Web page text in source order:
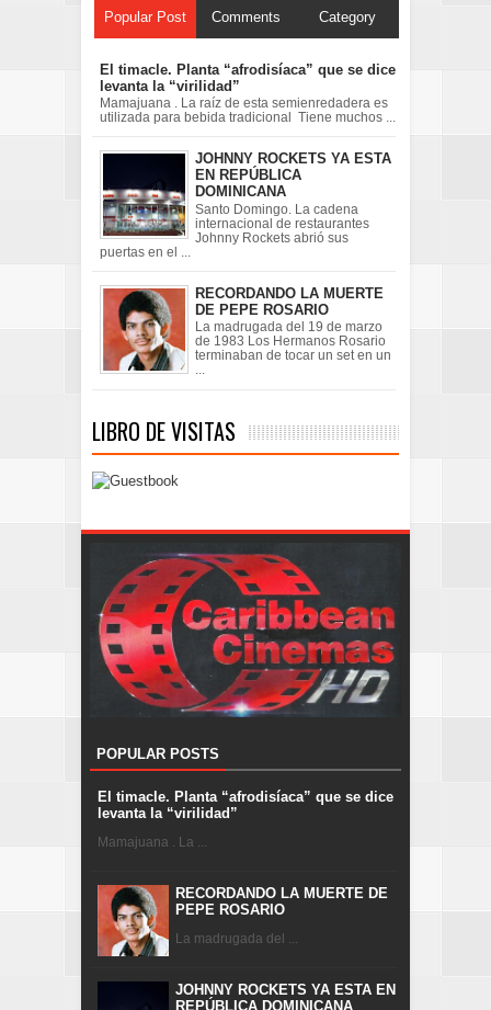
Popular Post Comments Category
El timacle. Planta “afrodisíaca” que se dice
levanta la “virilidad”
Mamajuana . La raíz de esta semienredadera es
utilizada para bebida tradicional Tiene muchos ...
JOHNNY ROCKETS YA ESTA
EN REPÚBLICA
DOMINICANA
Santo Domingo. La cadena
internacional de restaurantes
Johnny Rockets abrió sus
puertas en el ...
RECORDANDO LA MUERTE
DE PEPE ROSARIO
La madrugada del 19 de marzo
de 1983 Los Hermanos Rosario
terminaban de tocar un set en un
...
LIBRO DE VISITAS
POPULAR POSTS
El timacle. Planta “afrodisíaca” que se dice
levanta la “virilidad”
Mamajuana . La ...
RECORDANDO LA MUERTE DE
PEPE ROSARIO
La madrugada del ...
JOHNNY ROCKETS YA ESTA EN
REPÚBLICA DOMINICANA